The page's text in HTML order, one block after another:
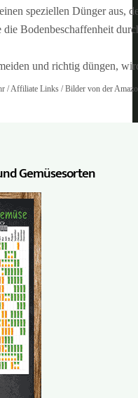
speziellen Dünger aus,
die Bodenbeschaffenheit
und richtig düngen,
/ Affiliate Links / Bilder von der
Gemüse­sorten